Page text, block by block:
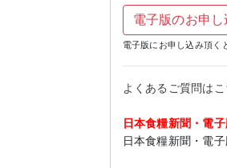
電子版のお申
電子版にお申し込み頂く
よくあるご質問はこ
日本食糧新聞・電
日本食糧新聞・電